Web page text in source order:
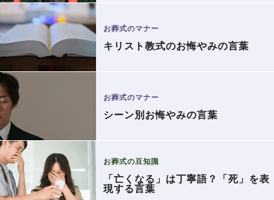
お葬式のマナー
キリスト教式のお悔やみの言葉
お葬式のマナー
シーン別お悔やみの言葉
お葬式の豆知識
「亡くなる」は丁寧語？「死」を表
現する言葉